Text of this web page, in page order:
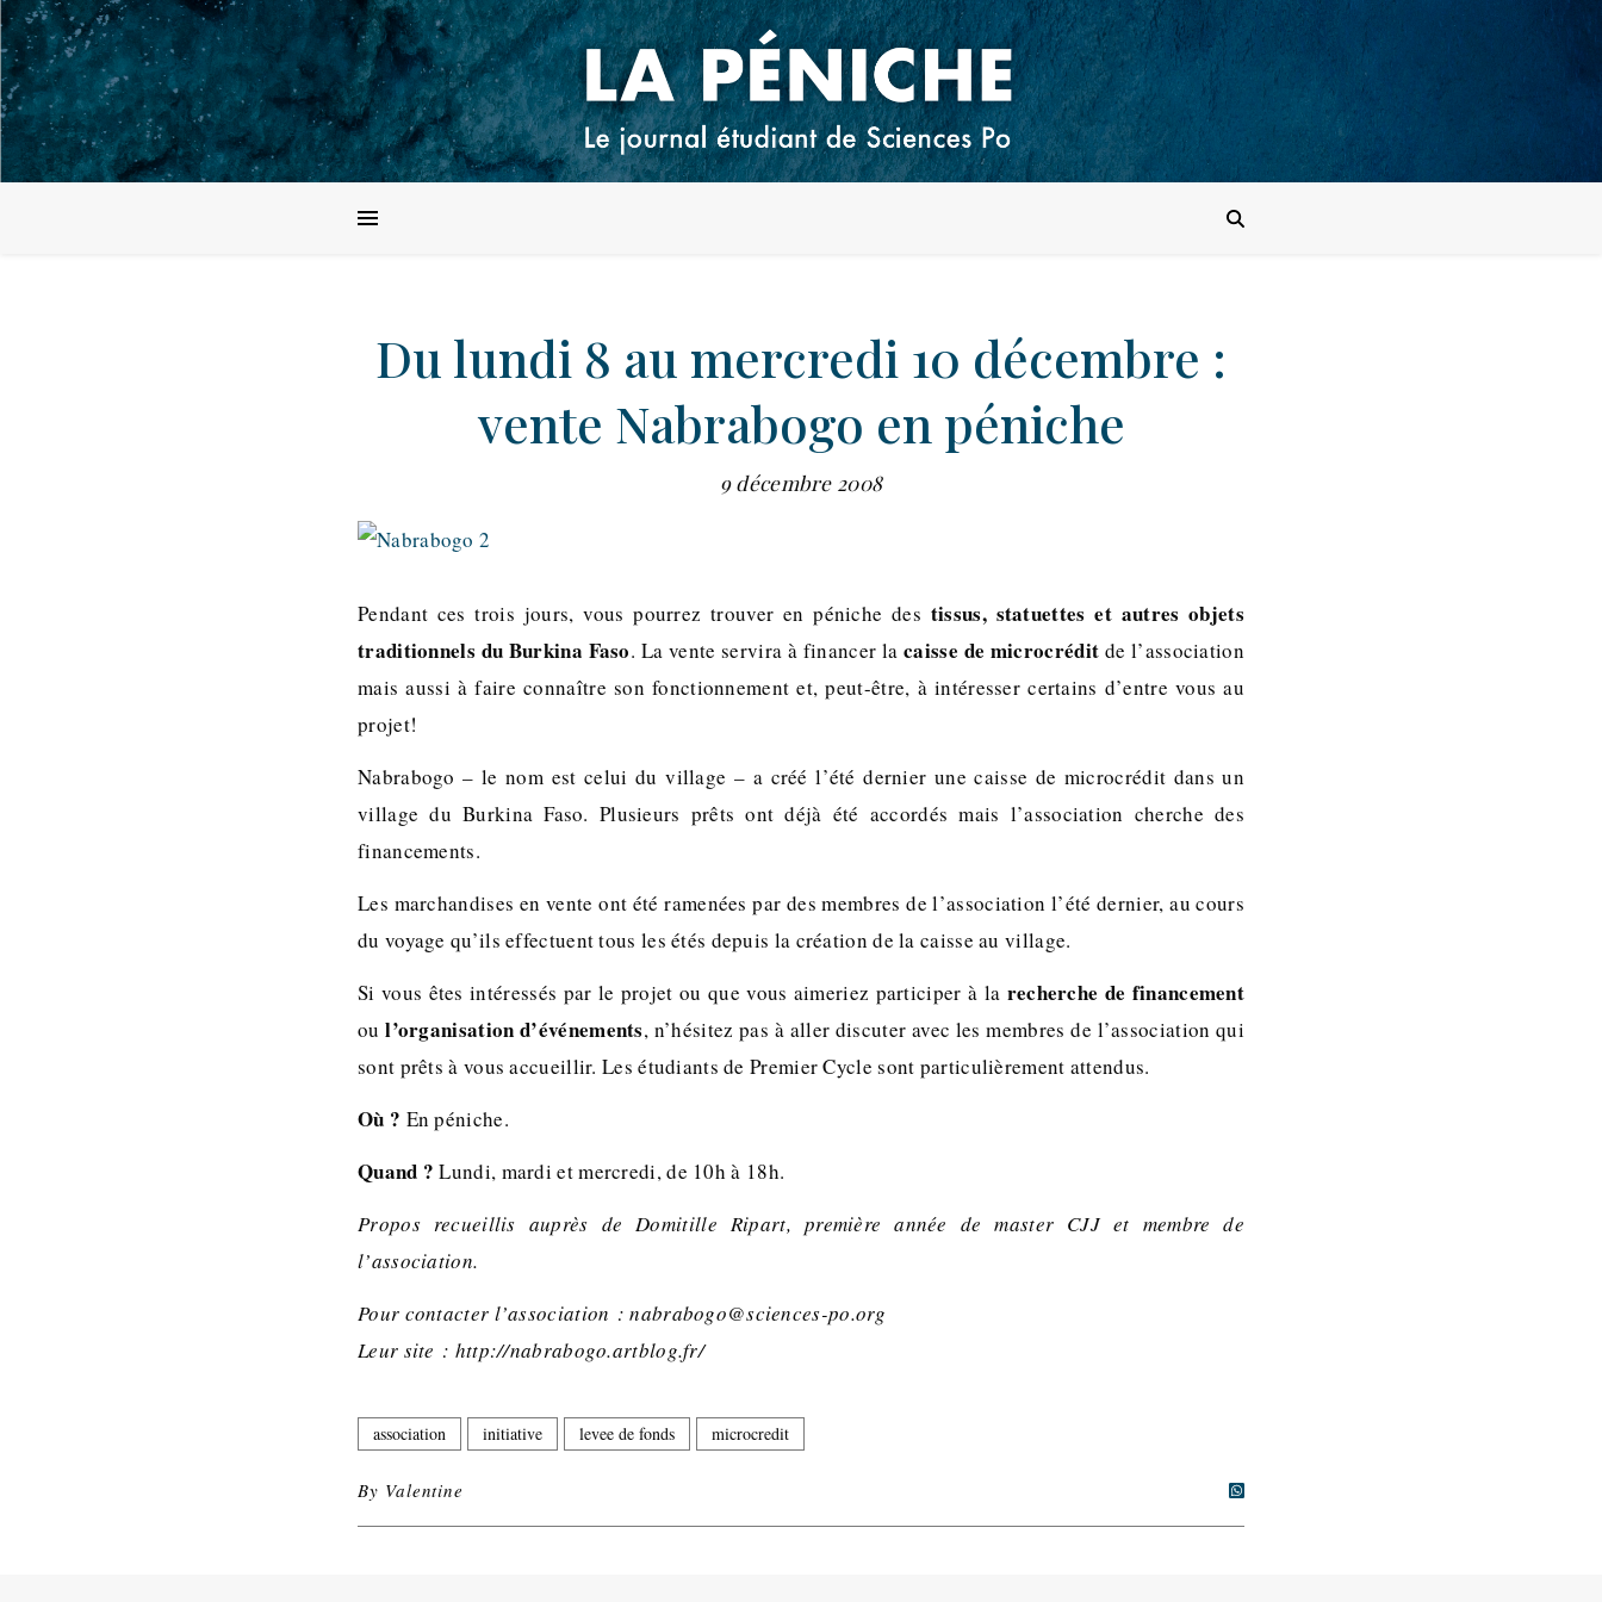
Du lundi 8 au mercredi 10 décembre :
vente Nabrabogo en péniche
9 décembre 2008
Pendant ces trois jours, vous pourrez trouver en péniche des tissus, statuettes et autres objets
traditionnels du Burkina Faso. La vente servira à financer lacaisse de microcrédit de l’association
mais aussi à faire connaître son fonctionnement et, peut-être, à intéresser certains d’entre vous au
projet!
Nabrabogo – le nom est celui du village – a créé l’été dernier une caisse de microcrédit dans un
village du Burkina Faso. Plusieurs prêts ont déjà été accordés mais l’association cherche des
financements.
Les marchandises en vente ont été ramenées par des membres de l’association l’été dernier, au cours
du voyage qu’ils effectuent tous les étés depuis la création de la caisse au village.
Si vous êtes intéressés par le projet ou que vous aimeriez participer à la recherche de financement
oul’organisation d’événements, n’hésitez pas à aller discuter avec les membres de l’association qui
sont prêts à vous accueillir. Les étudiants de Premier Cycle sont particulièrement attendus.
Où ? En péniche.
Quand ? Lundi, mardi et mercredi, de 10h à 18h.
Propos recueillis auprès de Domitille Ripart, première année de master CJJ et membre de
l’association.
Pour contacter l’association : nabrabogo@sciences-po.org
Leur site : http://nabrabogo.artblog.fr/
association initiative levee de fonds microcredit
By Valentine